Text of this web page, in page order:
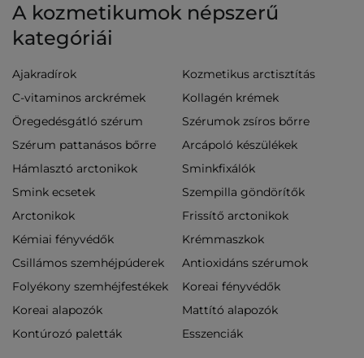
A kozmetikumok népszerű
kategóriái
Ajakradírok
Kozmetikus arctisztítás
C-vitaminos arckrémek
Kollagén krémek
Öregedésgátló szérum
Szérumok zsíros bőrre
Szérum pattanásos bőrre
Arcápoló készülékek
Hámlasztó arctonikok
Sminkfixálók
Smink ecsetek
Szempilla göndörítők
Arctonikok
Frissítő arctonikok
Kémiai fényvédők
Krémmaszkok
Csillámos szemhéjpúderek
Antioxidáns szérumok
Folyékony szemhéjfestékek
Koreai fényvédők
Koreai alapozók
Mattító alapozók
Kontúrozó paletták
Esszenciák